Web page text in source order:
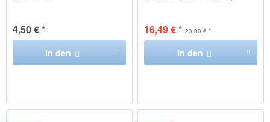
4,50 € *
In den
23,00 € *
16,49 € *
In den